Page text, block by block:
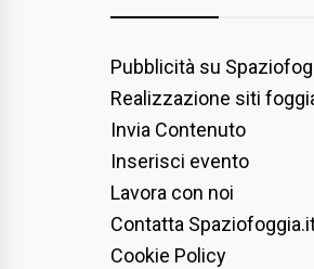
Pubblicità su
Realizzazione siti
Invia Contenuto
Inserisci evento
Lavora con noi
Contatta
Cookie Policy